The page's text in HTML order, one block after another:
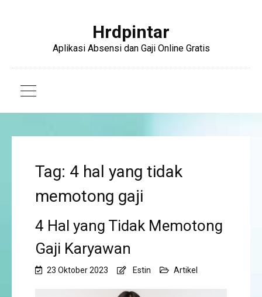
Hrdpintar
Aplikasi Absensi dan Gaji Online Gratis
Tag: 4 hal yang tidak
memotong gaji
4 Hal yang Tidak Memotong
Gaji Karyawan
23 Oktober 2023 Estin Artikel